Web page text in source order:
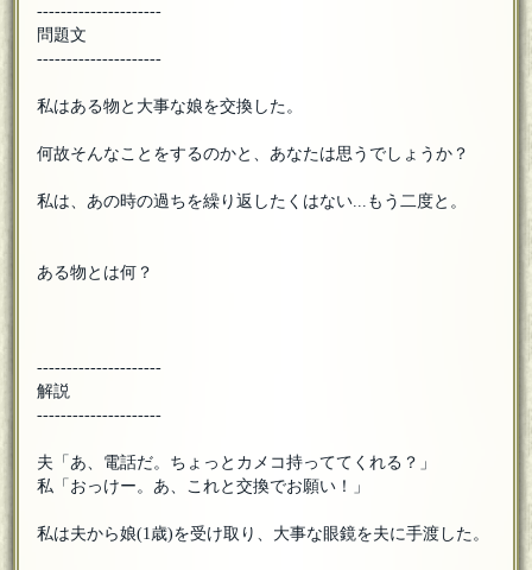
---------------------
問題文
---------------------
私はある物と大事な娘を交換した。
何故そんなことをするのかと、あなたは思うでしょうか？
私は、あの時の過ちを繰り返したくはない...もう二度と。
ある物とは何？
---------------------
解説
---------------------
夫「あ、電話だ。ちょっとカメコ持っててくれる？」
私「おっけー。あ、これと交換でお願い！」
私は夫から娘(1歳)を受け取り、大事な眼鏡を夫に手渡した。